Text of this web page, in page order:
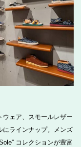
ウェア、スモールレザー
にラインナップ。メンズ
コレクションが豊富